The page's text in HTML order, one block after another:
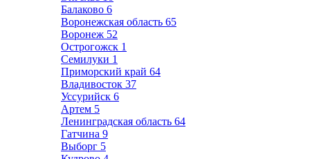
Балаково 6
Воронежская область 65
Воронеж 52
Острогожск 1
Семилуки 1
Приморский край 64
Владивосток 37
Уссурийск 6
Артем 5
Ленинградская область 64
Гатчина 9
Выборг 5